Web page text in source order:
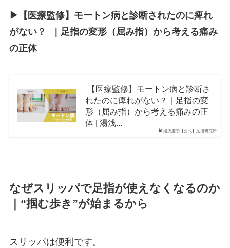
▶︎【医療監修】モートン病と診断されたのに痺れ
がない？ ｜足指の変形（屈み指）から考える痛み
の正体
湯浅慶朗【公式】足指研究所
【医療監修】モートン病と診断さ
れたのに痺れがない？｜足指の変
形（屈み指）から考える痛みの正
体 | 湯浅...
なぜスリッパで足指が使えなくなるのか
｜“掴む歩き”が始まるから
スリッパは便利です。